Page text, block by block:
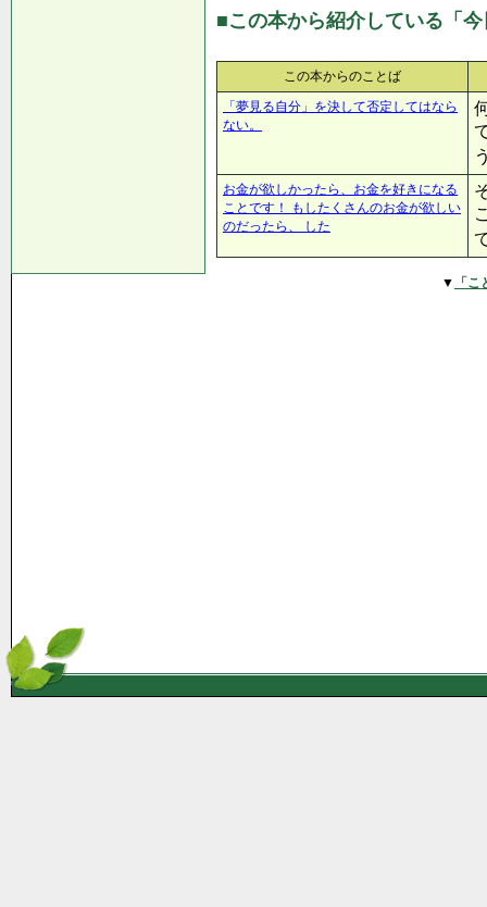
■この本から紹介している「
この本からのことば
「夢見る自分」を決して否定してはなら
ない。
お金が欲しかったら、お金を好きになる
ことです！ もしたくさんのお金が欲しい
のだったら、 した
▼ 「